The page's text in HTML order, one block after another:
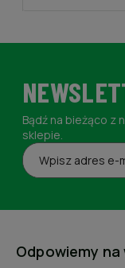
Bądź na bieżąco z
sklepie.
Odpowiemy